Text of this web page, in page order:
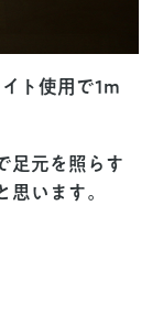
ト使用で1m
足元を照らす
思います。